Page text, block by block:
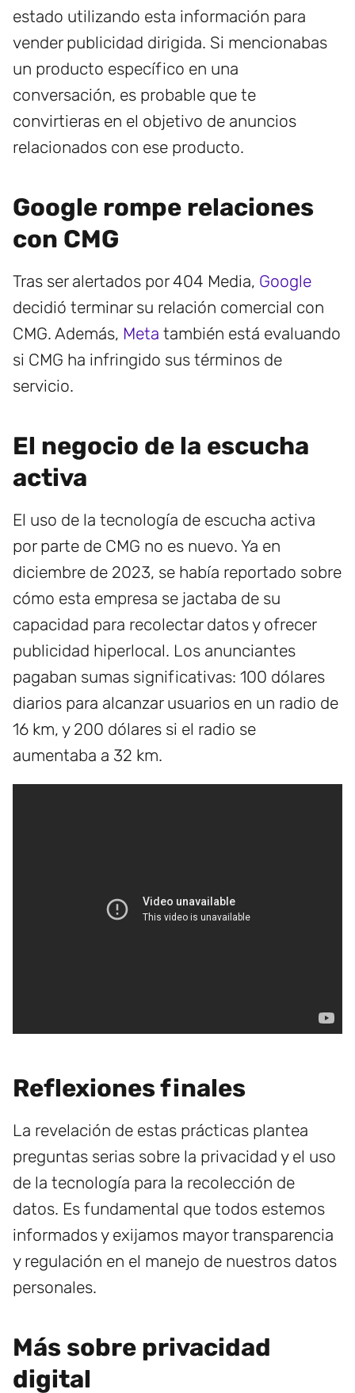
estado utilizando esta información para
vender publicidad dirigida. Si mencionabas
un producto específico en una
conversación, es probable que te
convirtieras en el objetivo de anuncios
relacionados con ese producto.
Google rompe relaciones
con CMG
Tras ser alertados por 404 Media, Google
decidió terminar su relación comercial con
CMG. Además, Meta también está evaluando
si CMG ha infringido sus términos de
servicio.
El negocio de la escucha
activa
El uso de la tecnología de escucha activa
por parte de CMG no es nuevo. Ya en
diciembre de 2023, se había reportado sobre
cómo esta empresa se jactaba de su
capacidad para recolectar datos y ofrecer
publicidad hiperlocal. Los anunciantes
pagaban sumas significativas: 100 dólares
diarios para alcanzar usuarios en un radio de
16 km, y 200 dólares si el radio se
aumentaba a 32 km.
Reflexiones finales
La revelación de estas prácticas plantea
preguntas serias sobre la privacidad y el uso
de la tecnología para la recolección de
datos. Es fundamental que todos estemos
informados y exijamos mayor transparencia
y regulación en el manejo de nuestros datos
personales.
Más sobre privacidad
digital